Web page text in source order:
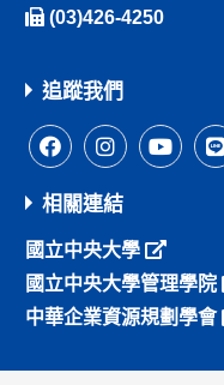
(03)426-4250
追蹤我們
相關連結
國立中央大學
國立中央大學管理學院
中華企業資源規劃學會